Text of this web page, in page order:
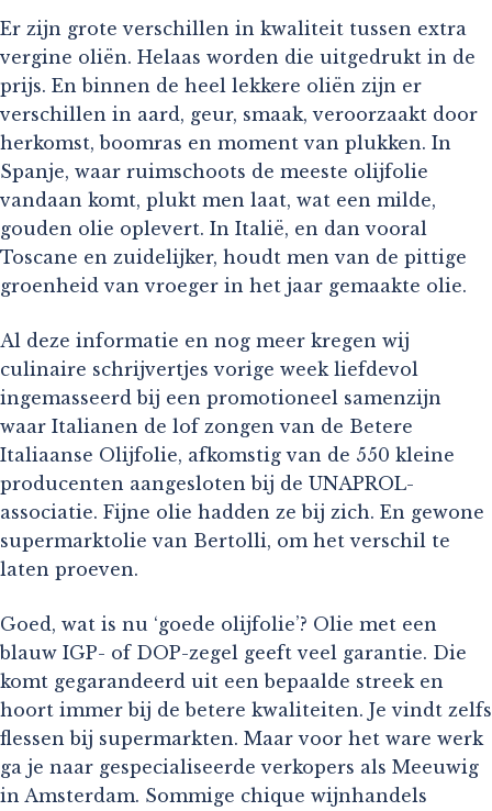
Er zijn grote verschillen in kwaliteit tussen extra
vergine oliën. Helaas worden die uitgedrukt in de
prijs. En binnen de heel lekkere oliën zijn er
verschillen in aard, geur, smaak, veroorzaakt door
herkomst, boomras en moment van plukken. In
Spanje, waar ruimschoots de meeste olijfolie
vandaan komt, plukt men laat, wat een milde,
gouden olie oplevert. In Italië, en dan vooral
Toscane en zuidelijker, houdt men van de pittige
groenheid van vroeger in het jaar gemaakte olie.
Al deze informatie en nog meer kregen wij
culinaire schrijvertjes vorige week liefdevol
ingemasseerd bij een promotioneel samenzijn
waar Italianen de lof zongen van de Betere
Italiaanse Olijfolie, afkomstig van de 550 kleine
producenten aangesloten bij de UNAPROL-
associatie. Fijne olie hadden ze bij zich. En gewone
supermarktolie van Bertolli, om het verschil te
laten proeven.
Goed, wat is nu ‘goede olijfolie’? Olie met een
blauw IGP- of DOP-zegel geeft veel garantie. Die
komt gegarandeerd uit een bepaalde streek en
hoort immer bij de betere kwaliteiten. Je vindt zelfs
flessen bij supermarkten. Maar voor het ware werk
ga je naar gespecialiseerde verkopers als Meeuwig
in Amsterdam. Sommige chique wijnhandels